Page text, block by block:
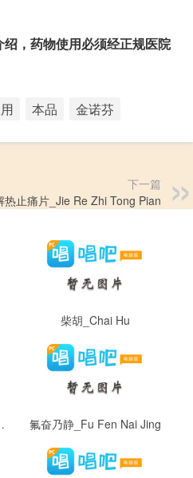
绍，药物使用必须经正规医院
本品 金诺芬
下一篇
热止痛片_Jie Re Zhi Tong Pian
柴胡_Chai Hu
Tong 氟奋乃静_Fu Fen Nai Jing